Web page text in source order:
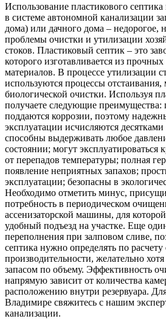
Использование пластикового
в системе автономной канализации
дома) или дачного дома – недорогое,
проблемы очистки и утилизации
стоков. Пластиковый септик – это
которого изготавливается из
материалов. В процессе утилизации
используются процессы отстаивания,
биологической очистки. Используя
получаете следующие преимущества:
поддаются коррозии, поэтому
эксплуатации исчисляются десятками
способны выдерживать любое
состоянии; могут эксплуатироваться
от перепадов температуры; полная
появление неприятных запахов;
эксплуатации; безопасны в
Необходимо отметить минус,
потребность в периодическом
ассенизаторской машины, для
удобный подъезд на участке. Еще
переполнения при залповом сливе,
септика нужно определять по
производительности, желательно
запасом по объему. Эффективность
напрямую зависит от количества
расположению внутри резервуара.
Владимире свяжитесь с нашим
канализации.